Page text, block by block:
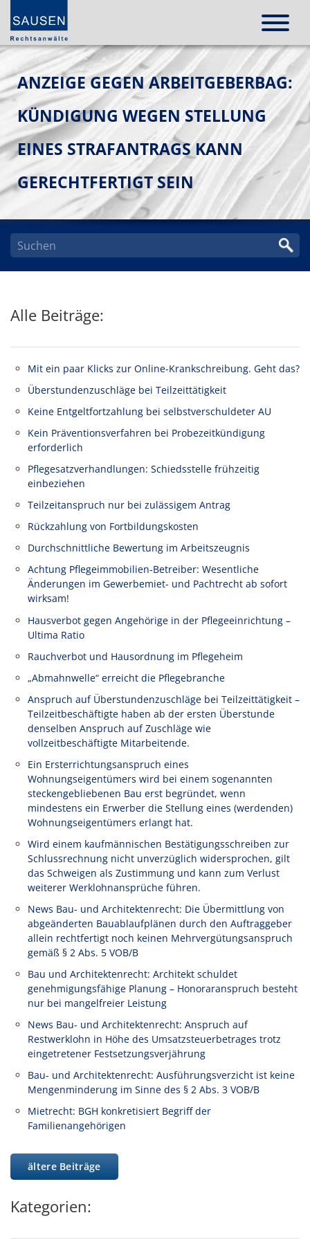
ANZEIGE GEGEN ARBEITGEBERBAG:
KÜNDIGUNG WEGEN STELLUNG
EINES STRAFANTRAGS KANN
GERECHTFERTIGT SEIN
Alle Beiträge:
Mit ein paar Klicks zur Online-Krankschreibung. Geht das?
Überstundenzuschläge bei Teilzeittätigkeit
Keine Entgeltfortzahlung bei selbstverschuldeter AU
Kein Präventionsverfahren bei Probezeitkündigung
erforderlich
Pflegesatzverhandlungen: Schiedsstelle frühzeitig
einbeziehen
Teilzeitanspruch nur bei zulässigem Antrag
Rückzahlung von Fortbildungskosten
Durchschnittliche Bewertung im Arbeitszeugnis
Achtung Pflegeimmobilien-Betreiber: Wesentliche
Änderungen im Gewerbemiet- und Pachtrecht ab sofort
wirksam!
Hausverbot gegen Angehörige in der Pflegeeinrichtung –
Ultima Ratio
Rauchverbot und Hausordnung im Pflegeheim
„Abmahnwelle“ erreicht die Pflegebranche
Anspruch auf Überstundenzuschläge bei Teilzeittätigkeit –
Teilzeitbeschäftigte haben ab der ersten Überstunde
denselben Anspruch auf Zuschläge wie
vollzeitbeschäftigte Mitarbeitende.
Ein Ersterrichtungsanspruch eines
Wohnungseigentümers wird bei einem sogenannten
steckengebliebenen Bau erst begründet, wenn
mindestens ein Erwerber die Stellung eines (werdenden)
Wohnungseigentümers erlangt hat.
Wird einem kaufmännischen Bestätigungsschreiben zur
Schlussrechnung nicht unverzüglich widersprochen, gilt
das Schweigen als Zustimmung und kann zum Verlust
weiterer Werklohnansprüche führen.
News Bau- und Architektenrecht: Die Übermittlung von
abgeänderten Bauablaufplänen durch den Auftraggeber
allein rechtfertigt noch keinen Mehrvergütungsanspruch
gemäß § 2 Abs. 5 VOB/B
Bau und Architektenrecht: Architekt schuldet
genehmigungsfähige Planung – Honoraranspruch besteht
nur bei mangelfreier Leistung
News Bau- und Architektenrecht: Anspruch auf
Restwerklohn in Höhe des Umsatzsteuerbetrages trotz
eingetretener Festsetzungsverjährung
Bau- und Architektenrecht: Ausführungsverzicht ist keine
Mengenminderung im Sinne des § 2 Abs. 3 VOB/B
Mietrecht: BGH konkretisiert Begriff der
Familienangehörigen
ältere Beiträge
Kategorien: